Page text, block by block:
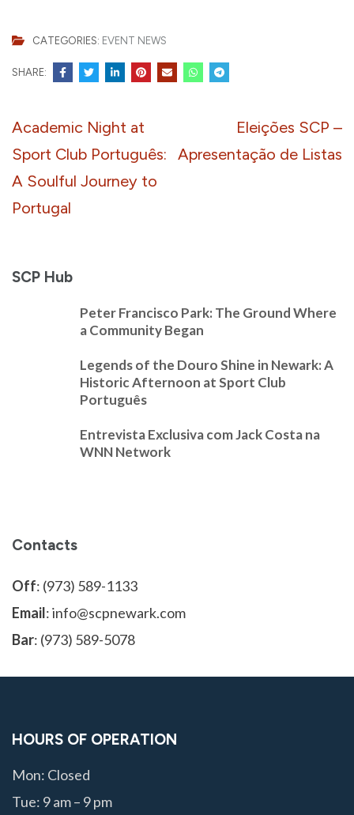
CATEGORIES: EVENT NEWS
SHARE:
Post
navigation
Academic Night at
Sport Club Português:
A Soulful Journey to
Portugal
Eleições SCP –
Apresentação de Listas
SCP Hub
Peter Francisco Park: The Ground Where
a Community Began
Legends of the Douro Shine in Newark: A
Historic Afternoon at Sport Club
Português
Entrevista Exclusiva com Jack Costa na
WNN Network
Contacts
Off: (973) 589-1133
Email: info@scpnewark.com
Bar: (973) 589-5078
HOURS OF OPERATION
Mon: Closed
Tue: 9 am – 9 pm